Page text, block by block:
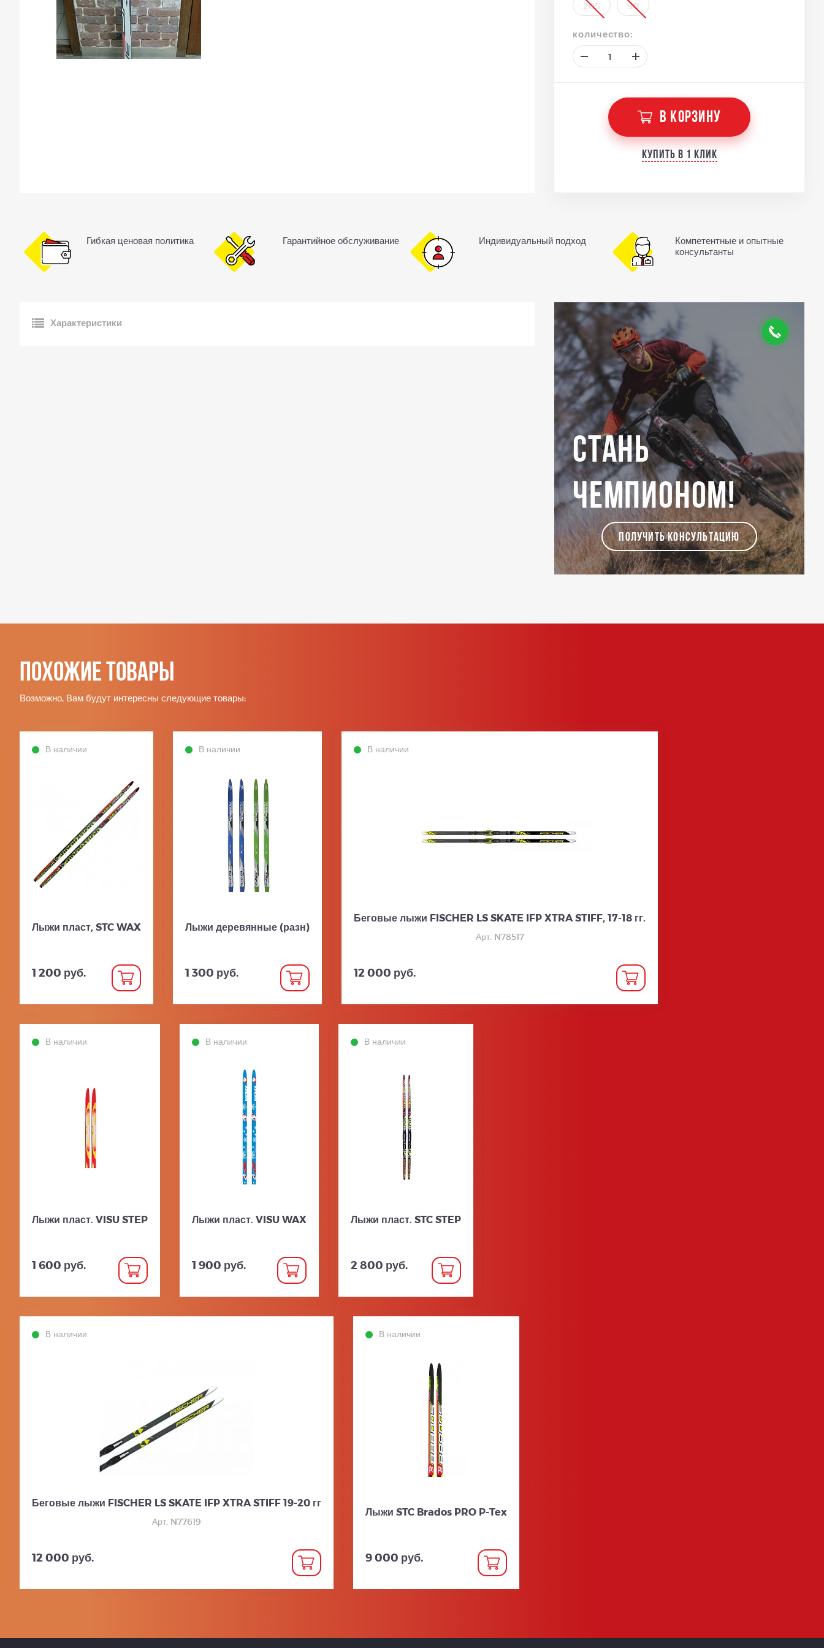
205 90
количество:
В КОРЗИНУ
Купить в 1 клик
Гибкая ценовая политика Гарантийное обслуживание Индивидуальный подход
Компетентные и опытные
консультанты
Характеристики
Стань
чемпионом!
ПОЛУЧИТЬ КОНСУЛЬТАЦИЮ
Похожие товары
Возможно, Вам будут интересны следующие товары:
В наличии
Лыжи пласт, STC WAX
1 200 руб.
В наличии
Лыжи деревянные (разн)
1 300 руб.
В наличии
Беговые лыжи FISCHER LS SKATE IFP XTRA STIFF, 17-18 гг.
Арт. N78517
12 000 руб.
В наличии
Лыжи пласт. VISU STEP
1 600 руб.
В наличии
Лыжи пласт. VISU WAX
1 900 руб.
В наличии
Лыжи пласт. STC STEP
2 800 руб.
В наличии
Беговые лыжи FISCHER LS SKATE IFP XTRA STIFF 19-20 гг
Арт. N77619
12 000 руб.
В наличии
Лыжи STC Brados PRO P-Tex
9 000 руб.